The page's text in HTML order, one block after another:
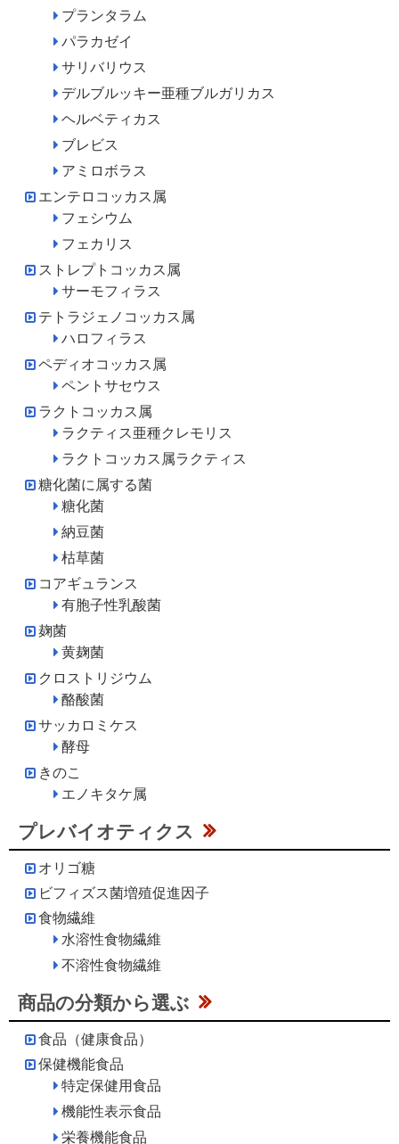
プランタラム
パラカゼイ
サリバリウス
デルブルッキー亜種ブルガリカス
ヘルベティカス
ブレビス
アミロボラス
エンテロコッカス属
フェシウム
フェカリス
ストレプトコッカス属
サーモフィラス
テトラジェノコッカス属
ハロフィラス
ペディオコッカス属
ペントサセウス
ラクトコッカス属
ラクティス亜種クレモリス
ラクトコッカス属ラクティス
糖化菌に属する菌
糖化菌
納豆菌
枯草菌
コアギュランス
有胞子性乳酸菌
麹菌
黄麹菌
クロストリジウム
酪酸菌
サッカロミケス
酵母
きのこ
エノキタケ属
プレバイオティクス
オリゴ糖
ビフィズス菌増殖促進因子
食物繊維
水溶性食物繊維
不溶性食物繊維
商品の分類から選ぶ
食品（健康食品）
保健機能食品
特定保健用食品
機能性表示食品
栄養機能食品